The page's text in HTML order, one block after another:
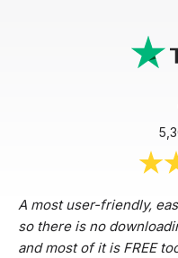
A most user-friendly,
so there is no
and most of it is FREE